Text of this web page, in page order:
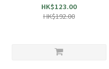
HK$123.00
HK$192.00